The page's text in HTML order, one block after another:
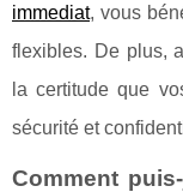
immediat, vous
flexibles. De plus,
la certitude que
sécurité et
Comment